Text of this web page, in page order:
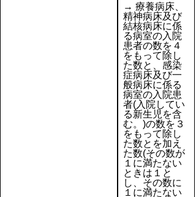
→ 療養病床、
精神病床及び
結核病床に係
る病室の入院
患者の数を４
をもって除し
た数と、感染
症病床及び一
般病床に係る
病室の入院患
者(入院してい
る新生児を含
む。)の数を３
をもって除し
た数とを加え
た数(その数が
１に満たない
ときは１と
し、その数に
１に満たない